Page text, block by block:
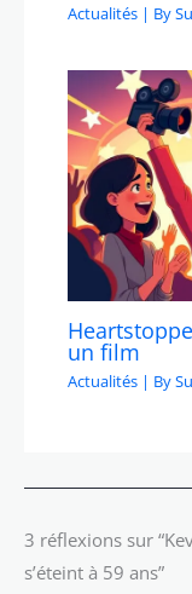
Actualités | By
un film
Actualités | By
3 réflexions sur
s’éteint à 59 ans”